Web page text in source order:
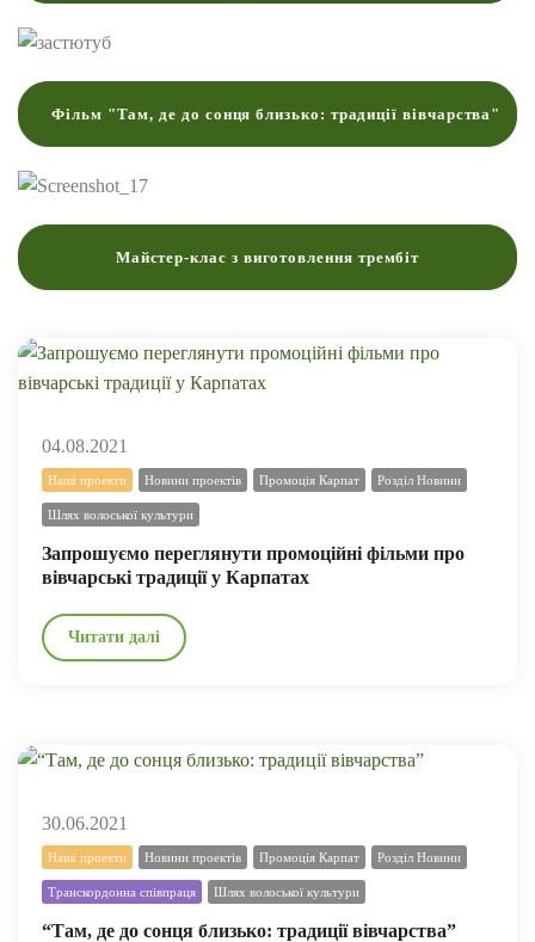
Фільм "Там, де до сонця близько: традиції вівчарства"
Майстер-клас з виготовлення трембіт
04.08.2021
Наші проекти Новини проектів Промоція Карпат Розділ Новини
Шлях волоської культури
Запрошуємо переглянути промоційні фільми про
вівчарські традиції у Карпатах
Читати далі
30.06.2021
Наші проекти Новини проектів Промоція Карпат Розділ Новини
Транскордонна співпраця Шлях волоської культури
“Там, де до сонця близько: традиції вівчарства”